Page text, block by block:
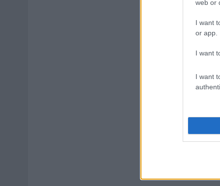
web or
I want
or app.
I want
I want